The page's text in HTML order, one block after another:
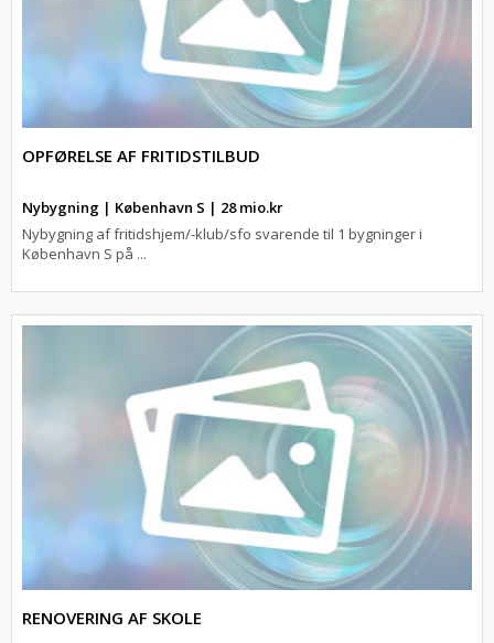
OPFØRELSE AF FRITIDSTILBUD
Nybygning | København S | 28 mio.kr
Nybygning af fritidshjem/-klub/sfo svarende til 1 bygninger i
København S på ...
RENOVERING AF SKOLE